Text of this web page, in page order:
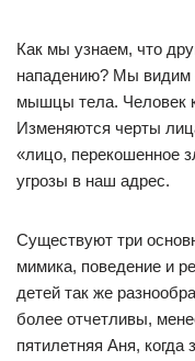
Как мы узнаем, что
нападению? Мы видим
мышцы тела. Человек
Изменяются черты
«лицо, перекошенное
угрозы в наш адрес.
Существуют три
мимика, поведение и
детей так же
более отчетливы,
пятилетняя Аня, когда